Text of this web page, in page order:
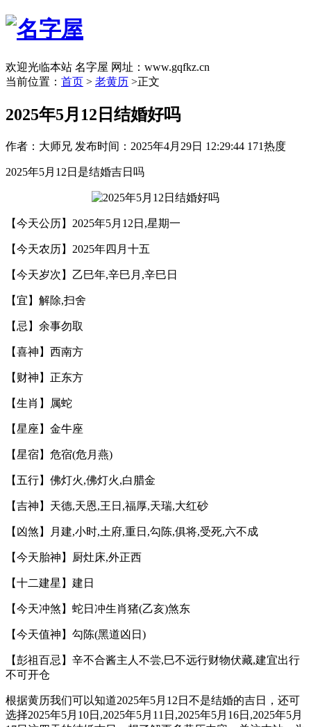
欢迎光临本站 名字屋 网址：www.gqfkz.cn
当前位置： 首页 > 老黄历 >正文
2025年5月12日结婚好吗
作者：大师兄 发布时间：2025年4月29日 12:29:44 171热度
2025年5月12日是结婚吉日吗
【今天公历】2025年5月12日,星期一
【今天农历】2025年四月十五
【今天岁次】乙巳年,辛巳月,辛巳日
【宜】解除,扫舍
【忌】余事勿取
【喜神】西南方
【财神】正东方
【生肖】属蛇
【星座】金牛座
【星宿】危宿(危月燕)
【五行】佛灯火,佛灯火,白腊金
【吉神】天德,天恩,王日,福厚,天瑞,大红砂
【凶煞】月建,小时,土府,重日,勾陈,俱将,受死,六不成
【今天胎神】厨灶床,外正西
【十二建星】建日
【今天冲煞】蛇日冲生肖猪(乙亥)煞东
【今天值神】勾陈(黑道凶日)
【彭祖百忌】辛不合酱主人不尝,巳不远行财物伏藏,建宜出行
不可开仓
根据黄历我们可以知道2025年5月12日不是结婚的吉日，还可
选择2025年5月10日,2025年5月11日,2025年5月16日,2025年5月